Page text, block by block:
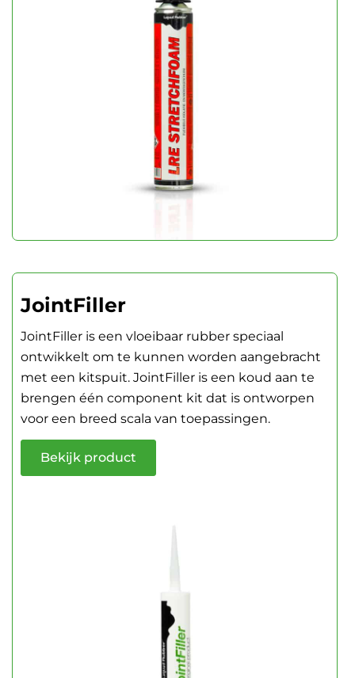
JointFiller
JointFiller is een vloeibaar rubber speciaal
ontwikkelt om te kunnen worden aangebracht
met een kitspuit. JointFiller is een koud aan te
brengen één component kit dat is ontworpen
voor een breed scala van toepassingen.
Bekijk product